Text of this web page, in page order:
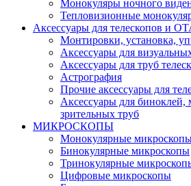
Монокуляры ночного
Тепловизионные
Аксессуары для телескопов и
Монтировки, установка,
Аксессуары для
Аксессуары для труб
Астрография
Прочие аксессуары для
Аксессуары для биноклей,
зрительных труб
МИКРОСКОПЫ
Монокулярные
Бинокулярные микроскопы
Тринокулярные
Цифровые микроскопы